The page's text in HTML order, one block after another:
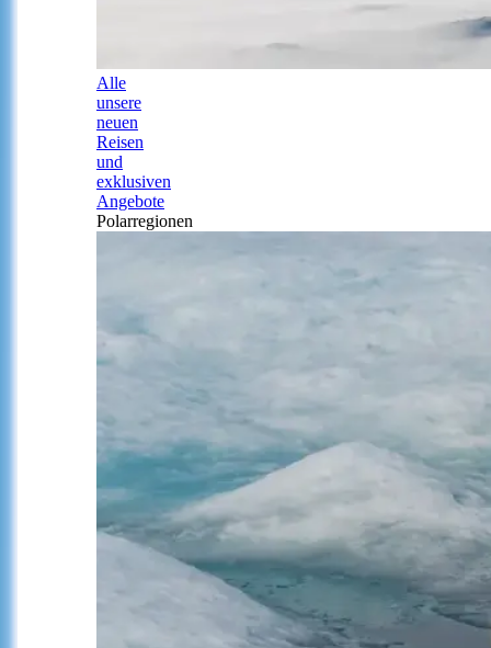
Alle
unsere
neuen
Reisen
und
exklusiven
Angebote
Polarregionen